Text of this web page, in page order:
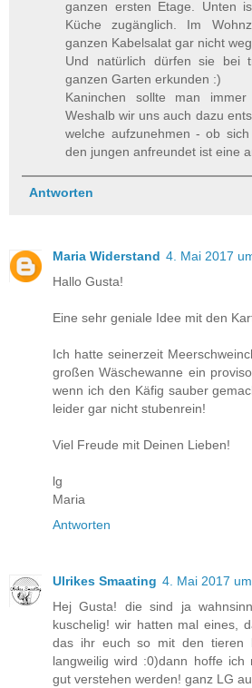
ganzen ersten Etage. Unten
Küche zugänglich. Im
ganzen Kabelsalat gar nicht
Und natürlich dürfen sie bei
ganzen Garten erkunden :)
Kaninchen sollte man
Weshalb wir uns auch dazu
welche aufzunehmen - ob
den jungen anfreundet ist eine
Antworten
Maria Widerstand 4. Mai 2017
Hallo Gusta!
Eine sehr geniale Idee mit den
Ich hatte seinerzeit
großen Wäschewanne ein
wenn ich den Käfig sauber
leider gar nicht stubenrein!
Viel Freude mit Deinen Lieben!
lg
Maria
Antworten
Ulrikes Smaating 4. Mai 2017
Hej Gusta! die sind ja
kuschelig! wir hatten mal eines,
das ihr euch so mit den tieren
langweilig wird :0)dann hoffe
gut verstehen werden! ganz LG